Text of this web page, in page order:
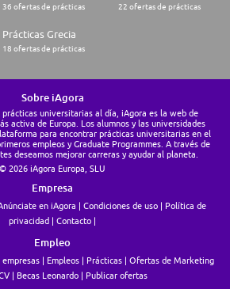
36 ofertas de prácticas 22 ofertas de prácticas
Prácticas Grecia
18 ofertas de prácticas
Sobre iAgora
prácticas universitarias al día, iAgora es la web de
activa de Europa. Los alumnos y las universidades
para encontrar prácticas universitarias en el
empleos y Graduate Programmes. A través de
deseamos mejorar carreras y ayudar al planeta.
© 2026 iAgora Europa, SLU
Empresa
en iAgora Condiciones de uso
Política de
privacidad
Contacto
Empleo
empresas Empleos Prácticas
Ofertas de Marketing
Becas Leonardo Publicar ofertas